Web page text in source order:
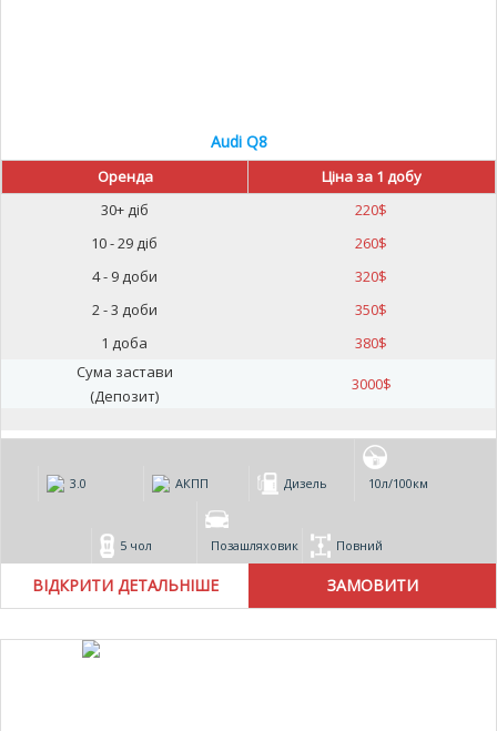
Audi Q8
Оренда
Ціна за 1 добу
30+ діб
220$
10 - 29 діб
260$
4 - 9 доби
320$
2 - 3 доби
350$
1 доба
380$
Сума застави
(Депозит)
3000$
3.0 АКПП Дизель 10л/100км
5 чол Позашляховик Повний
ВІДКРИТИ ДЕТАЛЬНІШЕ